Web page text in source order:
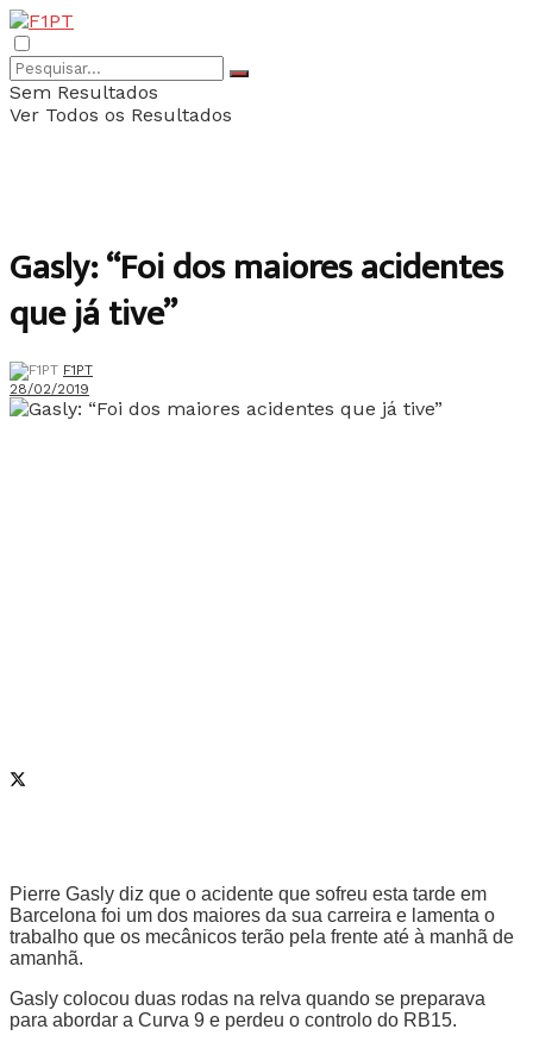
Sem Resultados
Ver Todos os Resultados
Gasly: “Foi dos maiores acidentes
que já tive”
F1PT
28/02/2019
Pierre Gasly diz que o acidente que sofreu esta tarde em
Barcelona foi um dos maiores da sua carreira e lamenta o
trabalho que os mecânicos terão pela frente até à manhã de
amanhã.
Gasly colocou duas rodas na relva quando se preparava
para abordar a Curva 9 e perdeu o controlo do RB15.